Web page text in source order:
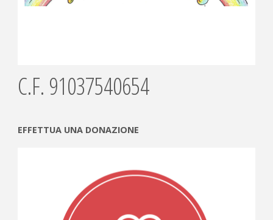
C.F. 91037540654
EFFETTUA UNA DONAZIONE